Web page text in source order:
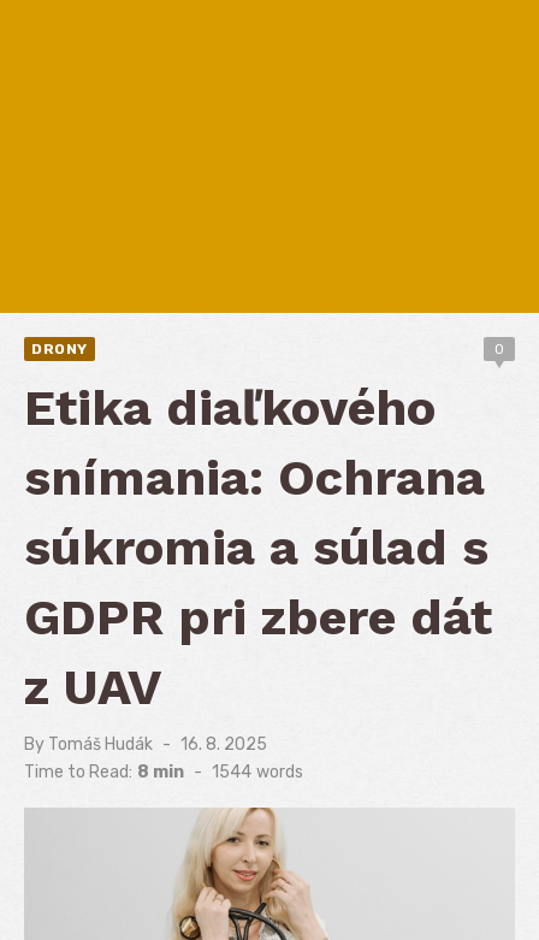
DRONY 0
Etika diaľkového
snímania: Ochrana
súkromia a súlad s
GDPR pri zbere dát
z UAV
By Tomáš Hudák
Posted
on
16. 8. 2025
Time to Read: 8 min - 1544 words